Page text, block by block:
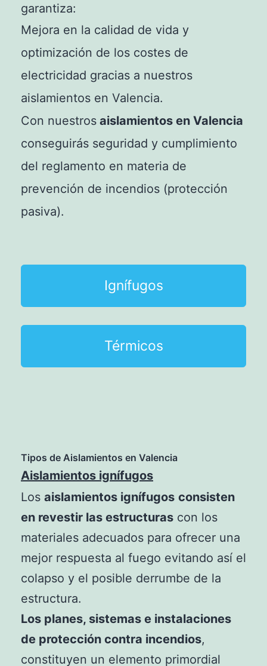
garantiza:
Mejora en la calidad de vida y
optimización de los costes de
electricidad gracias a nuestros
aislamientos en Valencia.
Con nuestros aislamientos en Valencia
conseguirás seguridad y cumplimiento
del reglamento en materia de
prevención de incendios (protección
pasiva).
Ignífugos
Térmicos
Tipos de Aislamientos en Valencia
Aislamientos ignífugos
Los aislamientos ignífugos consisten
en revestir las estructuras con los
materiales adecuados para ofrecer una
mejor respuesta al fuego evitando así el
colapso y el posible derrumbe de la
estructura.
Los planes, sistemas e instalaciones
de protección contra incendios,
constituyen un elemento primordial